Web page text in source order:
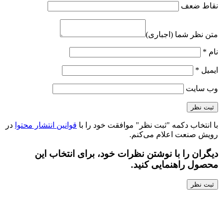
نقاط ضعف
متن نظر شما (اجباری)
نام *
ایمیل *
وب‌ سایت
با انتخاب دکمه "ثبت نظر" موافقت خود را با قوانین انتشار محتوا در
رویش صنعت اعلام می‌کنم.
دیگران را با نوشتن نظرات خود، برای انتخاب این
محصول راهنمایی کنید.
ثبت نظر